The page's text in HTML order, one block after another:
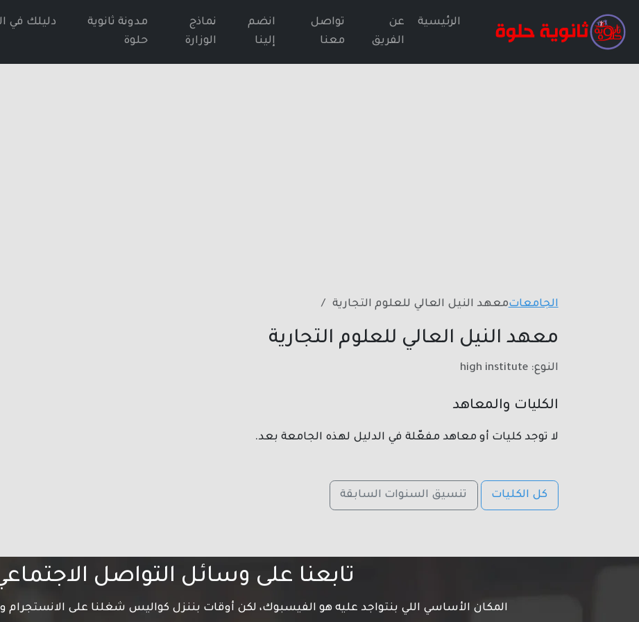
الرئيسية
عن
الفريق
تواصل
معنا
انضم
إلينا
نماذج
الوزارة
مدونة ثانوية
حلوة
دليلك في
الجامعاتمعهد النيل العالي للعلوم التجارية
معهد النيل العالي للعلوم التجارية
النوع: high institute
الكليات والمعاهد
لا توجد كليات أو معاهد مفعّلة في الدليل لهذه الجامعة بعد.
كل الكليات تنسيق السنوات السابقة
تابعنا على وسائل التواصل
المكان الأساسي اللي بنتواجد عليه هو الفيسبوك، لكن أوقات بننزل كواليس شغلنا على الانستجرام